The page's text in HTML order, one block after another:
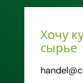
Хочу
сырье